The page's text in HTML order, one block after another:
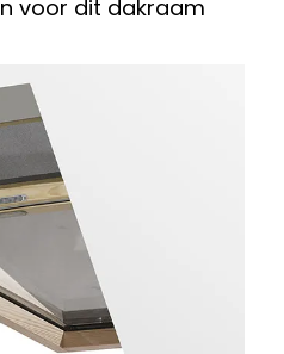
voor dit dakraam